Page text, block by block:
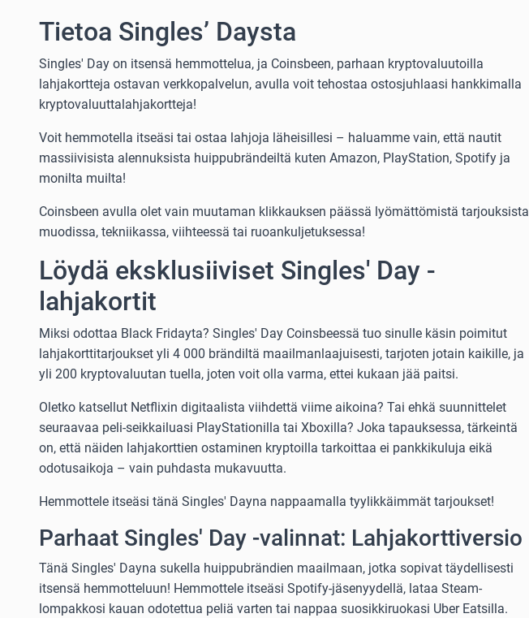
Tietoa Singles’ Daysta
Singles' Day on itsensä hemmottelua, ja Coinsbeen, parhaan kryptovaluutoilla
lahjakortteja ostavan verkkopalvelun, avulla voit tehostaa ostosjuhlaasi hankkimalla
kryptovaluuttalahjakortteja!
Voit hemmotella itseäsi tai ostaa lahjoja läheisillesi – haluamme vain, että nautit
massiivisista alennuksista huippubrändeiltä kuten Amazon, PlayStation, Spotify ja
monilta muilta!
Coinsbeen avulla olet vain muutaman klikkauksen päässä lyömättömistä tarjouksista
muodissa, tekniikassa, viihteessä tai ruoankuljetuksessa!
Löydä eksklusiiviset Singles' Day -
lahjakortit
Miksi odottaa Black Fridayta? Singles' Day Coinsbeessä tuo sinulle käsin poimitut
lahjakorttitarjoukset yli 4 000 brändiltä maailmanlaajuisesti, tarjoten jotain kaikille, ja
yli 200 kryptovaluutan tuella, joten voit olla varma, ettei kukaan jää paitsi.
Oletko katsellut Netflixin digitaalista viihdettä viime aikoina? Tai ehkä suunnittelet
seuraavaa peli-seikkailuasi PlayStationilla tai Xboxilla? Joka tapauksessa, tärkeintä
on, että näiden lahjakorttien ostaminen kryptoilla tarkoittaa ei pankkikuluja eikä
odotusaikoja – vain puhdasta mukavuutta.
Hemmottele itseäsi tänä Singles' Dayna nappaamalla tyylikkäimmät tarjoukset!
Parhaat Singles' Day -valinnat: Lahjakorttiversio
Tänä Singles' Dayna sukella huippubrändien maailmaan, jotka sopivat täydellisesti
itsensä hemmotteluun! Hemmottele itseäsi Spotify-jäsenyydellä, lataa Steam-
lompakkosi kauan odotettua peliä varten tai nappaa suosikkiruokasi Uber Eatsilla.